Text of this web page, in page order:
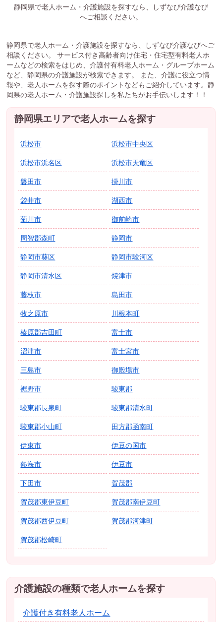
静岡県で老人ホーム・介護施設を探すなら、しずなび介護なび
へご相談ください。
静岡県で老人ホーム・介護施設を探すなら、しずなび介護なびへご
相談ください。 サービス付き高齢者向け住宅・住宅型有料老人ホ
ームなどの検索をはじめ、介護付有料老人ホーム・グループホーム
など、静岡県の介護施設が検索できます。 また、介護に役立つ情
報や、老人ホームを探す際のポイントなどもご紹介しています。静
岡県の老人ホーム・介護施設探しを私たちがお手伝いします！！
静岡県エリアで老人ホームを探す
浜松市 浜松市中央区
浜松市浜名区 浜松市天竜区
磐田市 掛川市
袋井市 湖西市
菊川市 御前崎市
周智郡森町 静岡市
静岡市葵区 静岡市駿河区
静岡市清水区 焼津市
藤枝市 島田市
牧之原市 川根本町
榛原郡吉田町 富士市
沼津市 富士宮市
三島市 御殿場市
裾野市 駿東郡
駿東郡長泉町 駿東郡清水町
駿東郡小山町 田方郡函南町
伊東市 伊豆の国市
熱海市 伊豆市
下田市 賀茂郡
賀茂郡東伊豆町 賀茂郡南伊豆町
賀茂郡西伊豆町 賀茂郡河津町
賀茂郡松崎町
介護施設の種類で老人ホームを探す
介護付き有料老人ホーム